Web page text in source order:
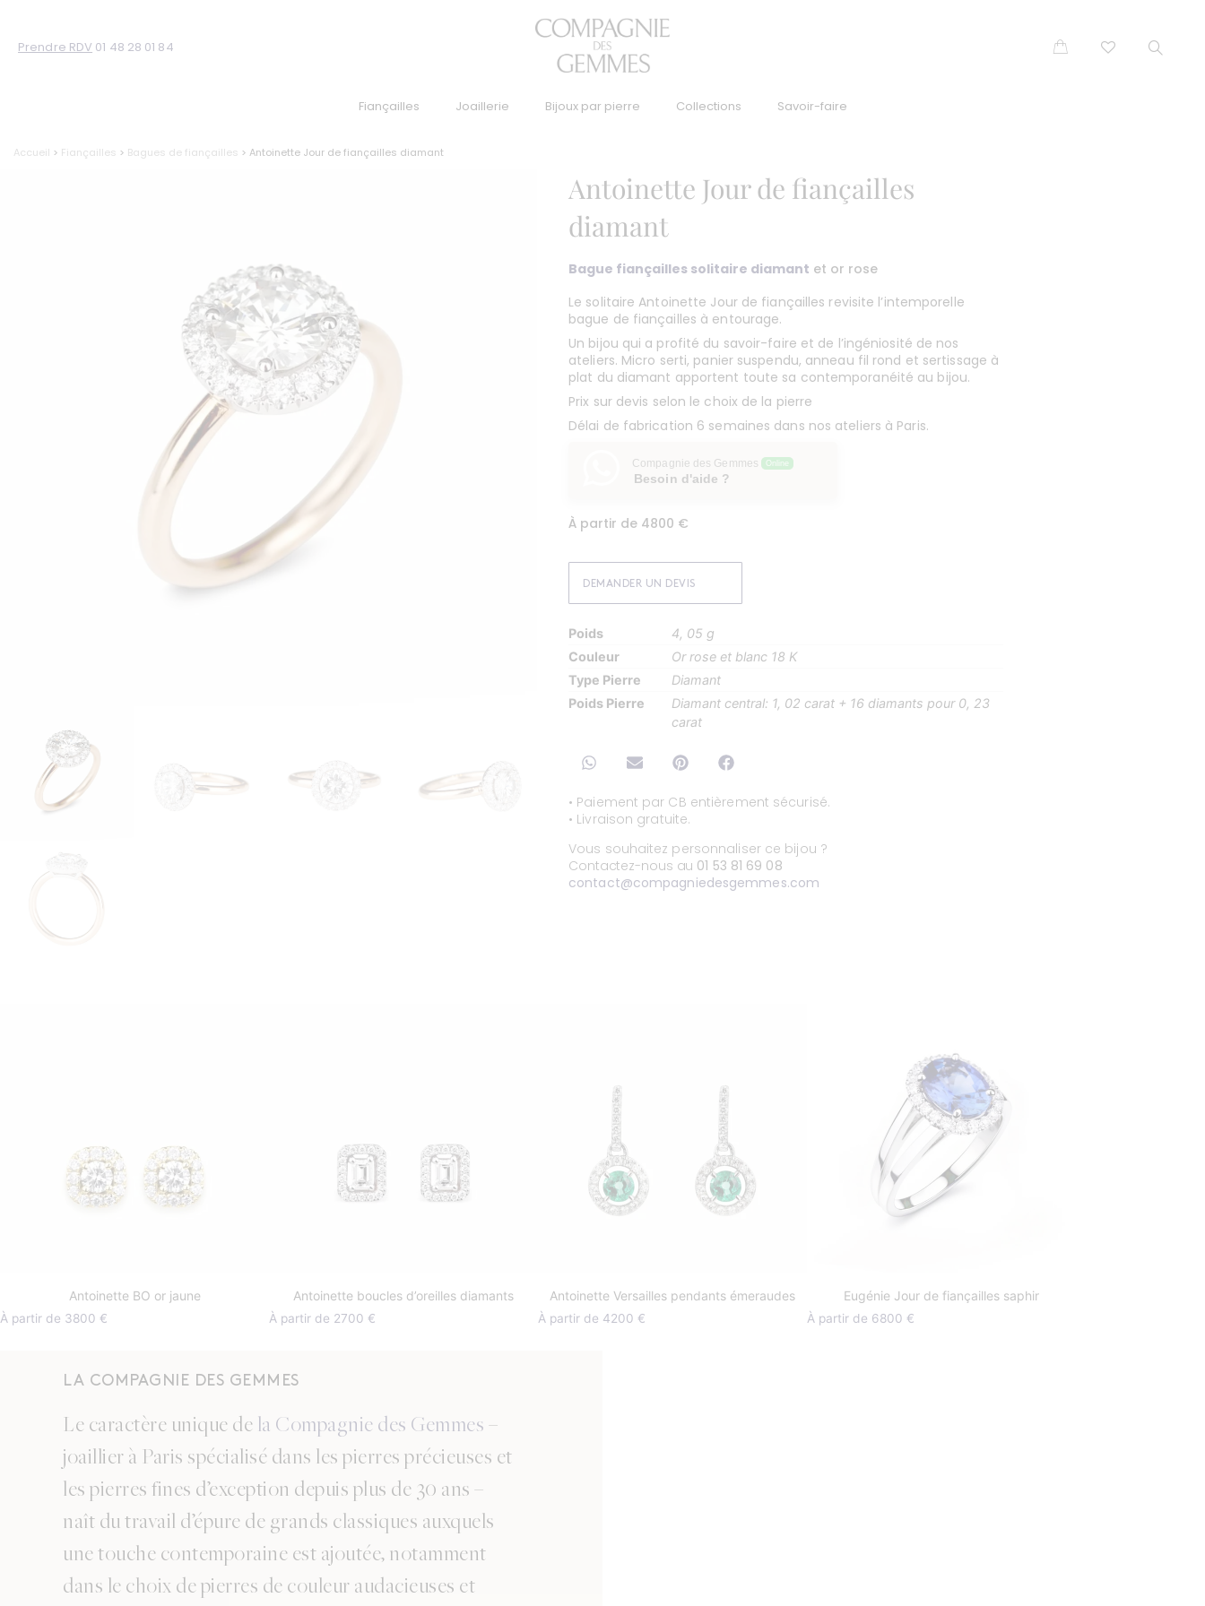
Prendre RDV 01 48 28 01 84
Fiançailles Joaillerie Bijoux par pierre Collections Savoir-faire
Accueil > Fiançailles > Bagues de fiançailles > Antoinette Jour de fiançailles diamant
Antoinette Jour de fiançailles
diamant
Bague fiançailles solitaire diamant et or rose
Le solitaire Antoinette Jour de fiançailles revisite l’intemporelle
bague de fiançailles à entourage.
Un bijou qui a profité du savoir-faire et de l’ingéniosité de nos
ateliers. Micro serti, panier suspendu, anneau fil rond et sertissage à
plat du diamant apportent toute sa contemporanéité au bijou.
Prix sur devis selon le choix de la pierre
Délai de fabrication 6 semaines dans nos ateliers à Paris.
Compagnie des Gemmes Online
Besoin d'aide ?
À partir de 4800 €
DEMANDER UN DEVIS
Poids
4, 05 g
Couleur
Or rose et blanc 18 K
Type Pierre
Diamant
Poids Pierre
Diamant central: 1, 02 carat + 16 diamants pour 0, 23
carat
• Paiement par CB entièrement sécurisé.
• Livraison gratuite.
Vous souhaitez personnaliser ce bijou ?
Contactez-nous au 01 53 81 69 08
contact@compagniedesgemmes.com
Antoinette BO or jaune
À partir de 3800 €
Antoinette boucles d’oreilles diamants
À partir de 2700 €
Antoinette Versailles pendants émeraudes
À partir de 4200 €
Eugénie Jour de fiançailles saphir
À partir de 6800 €
LA COMPAGNIE DES GEMMES
Le caractère unique de la Compagnie des Gemmes –
joaillier à Paris spécialisé dans les pierres précieuses et
les pierres fines d’exception depuis plus de 30 ans –
naît du travail d’épure de grands classiques auxquels
une touche contemporaine est ajoutée, notamment
dans le choix de pierres de couleur audacieuses et